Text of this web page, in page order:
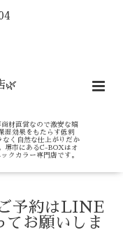
🌿
材直営なので激安な嬉
湿効果をもたらす低刺
く自然な仕上がりだか
堺市にあるC-BOXはオ
クカラー専門店です。
予約はLINE
てお願いしま